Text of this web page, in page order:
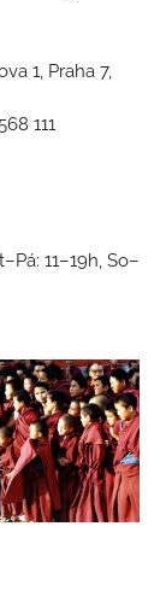
1, Praha 7,
111
11–19h, So–